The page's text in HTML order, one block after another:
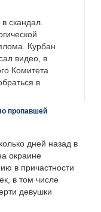
скандал.
Курбан
видео, в
Комитета
в
пропавшей
дней назад в
окраине
в причастности
в том числе
девушки